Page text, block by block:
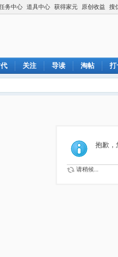
务中心 道具中心 获得家元 原创收益 搜
关注 导读 淘帖 打
抱歉，
请稍候...